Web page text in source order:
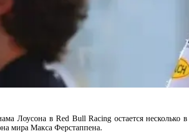
Лоусона в Red Bull Racing остается
мира Макса Ферстаппена.